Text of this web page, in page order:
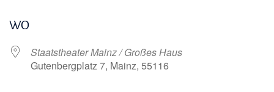
WO
Staatstheater Mainz / Großes Haus
Gutenbergplatz 7, Mainz, 55116